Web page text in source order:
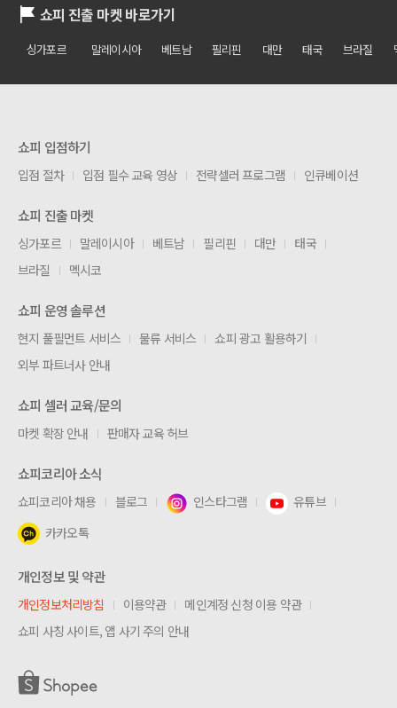
쇼피 진출 마켓 바로가기
싱가포르 말레이시아 베트남 필리핀 대만 태국 브라질
쇼피 입점하기
입점 절차 입점 필수 교육 영상 전략셀러 프로그램 인큐베이션
쇼피 진출 마켓
싱가포르 말레이시아 베트남 필리핀 대만
태국
브라질
멕시코
쇼피 운영 솔루션
현지 풀필먼트 서비스 물류 서비스
쇼피 광고 활용하기
외부 파트너사 안내
쇼피 셀러 교육/문의
마켓 확장 안내 판매자 교육 허브
쇼피코리아 소식
쇼피코리아 채용 블로그 인스타그램
유튜브
카카오톡
개인정보 및 약관
개인정보처리방침 이용약관
메인계정 신청 이용 약관
쇼피 사칭 사이트, 앱 사기 주의 안내